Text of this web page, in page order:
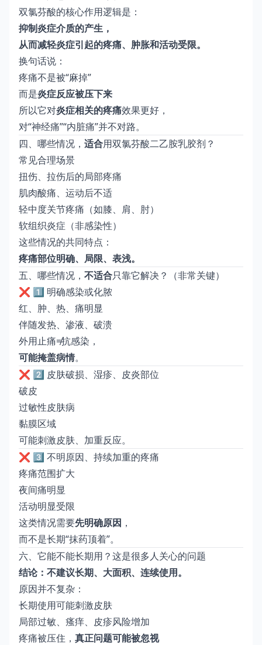
双氯芬酸的核心作用逻辑是：
抑制炎症介质的产生，
从而减轻炎症引起的疼痛、肿胀和活动受限。
换句话说：
疼痛不是被“麻掉”
而是炎症反应被压下来
所以它对炎症相关的疼痛效果更好，
对“神经痛”“内脏痛”并不对路。
四、哪些情况， 适合用双氯芬酸二乙胺乳胶剂？
常见合理场景
扭伤、拉伤后的局部疼痛
肌肉酸痛、运动后不适
轻中度关节疼痛（如膝、肩、肘）
软组织炎症（非感染性）
这些情况的共同特点：
疼痛部位明确、局限、表浅。
五、哪些情况， 不适合只靠它解决？（非常关键）
❌ 1️⃣ 明确感染或化脓
红、肿、热、痛明显
伴随发热、渗液、破溃
外用止痛≠抗感染，
可能掩盖病情。
❌ 2️⃣ 皮肤破损、湿疹、皮炎部位
破皮
过敏性皮肤病
黏膜区域
可能刺激皮肤、加重反应。
❌ 3️⃣ 不明原因、持续加重的疼痛
疼痛范围扩大
夜间痛明显
活动明显受限
这类情况需要先明确原因 ，
而不是长期“抹药顶着”。
六、它能不能长期用？这是很多人关心的问题
结论：不建议长期、大面积、连续使用。
原因并不复杂：
长期使用可能刺激皮肤
局部过敏、瘙痒、皮疹风险增加
疼痛被压住， 真正问题可能被忽视